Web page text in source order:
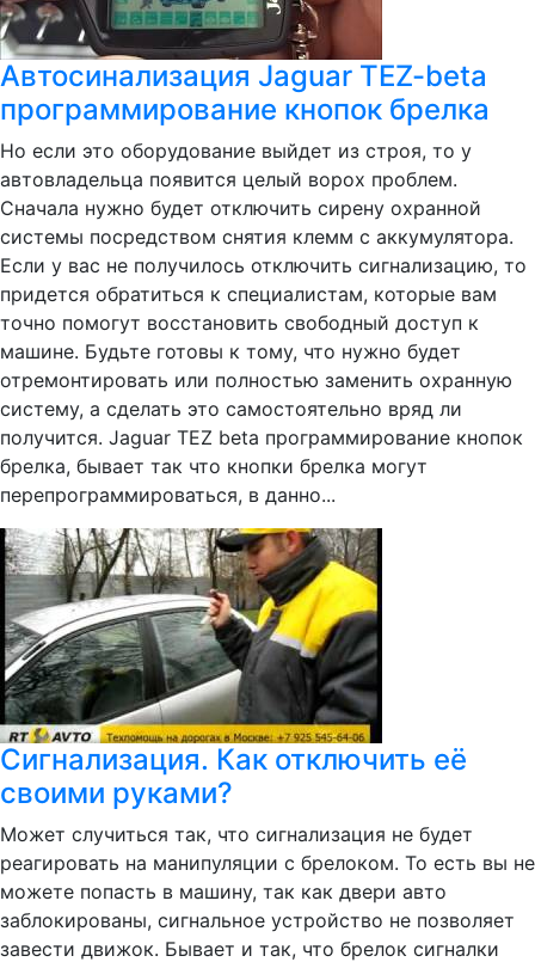
Автосинализация Jaguar TEZ-beta
программирование кнопок брелка
Но если это оборудование выйдет из строя, то у
автовладельца появится целый ворох проблем.
Сначала нужно будет отключить сирену охранной
системы посредством снятия клемм с аккумулятора.
Если у вас не получилось отключить сигнализацию, то
придется обратиться к специалистам, которые вам
точно помогут восстановить свободный доступ к
машине. Будьте готовы к тому, что нужно будет
отремонтировать или полностью заменить охранную
систему, а сделать это самостоятельно вряд ли
получится. Jaguar TEZ beta программирование кнопок
брелка, бывает так что кнопки брелка могут
перепрограммироваться, в данно...
Сигнализация. Как отключить её
своими руками?
Может случиться так, что сигнализация не будет
реагировать на манипуляции с брелоком. То есть вы не
можете попасть в машину, так как двери авто
заблокированы, сигнальное устройство не позволяет
завести движок. Бывает и так, что брелок сигналки